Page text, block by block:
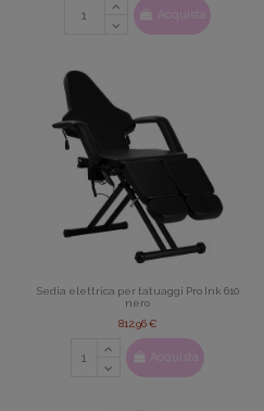
Acquista
Sedia elettrica per tatuaggi Pro Ink 610
nero
812,96 €
Acquista